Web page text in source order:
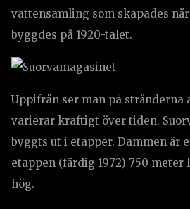
vattensamling som skapades
byggdes på 1920-talet.
Uppifrån ser man på stränderna
varierar kraftigt över tiden.
byggts ut i etapper. Dammen är
etappen (färdig 1972) 750 meter
hög.